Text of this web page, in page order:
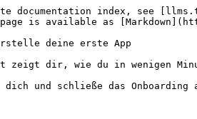
documentation index, see
page is available as
deine erste App
zeigt dir, wie du in wenigen
und schließe das